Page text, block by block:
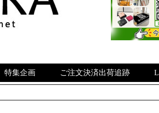
特集企画 ご注文決済出荷追跡